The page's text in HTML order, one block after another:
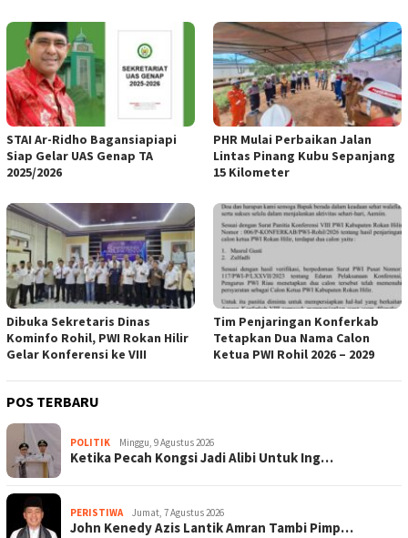
STAI Ar-Ridho Bagansiapiapi
Siap Gelar UAS Genap TA
2025/2026
PHR Mulai Perbaikan Jalan
Lintas Pinang Kubu Sepanjang
15 Kilometer
Dibuka Sekretaris Dinas
Kominfo Rohil, PWI Rokan Hilir
Gelar Konferensi ke VIII
Tim Penjaringan Konferkab
Tetapkan Dua Nama Calon
Ketua PWI Rohil 2026 – 2029
POS TERBARU
POLITIK Minggu, 9 Agustus 2026
Ketika Pecah Kongsi Jadi Alibi Untuk Ing…
PERISTIWA Jumat, 7 Agustus 2026
John Kenedy Azis Lantik Amran Tambi Pimp…